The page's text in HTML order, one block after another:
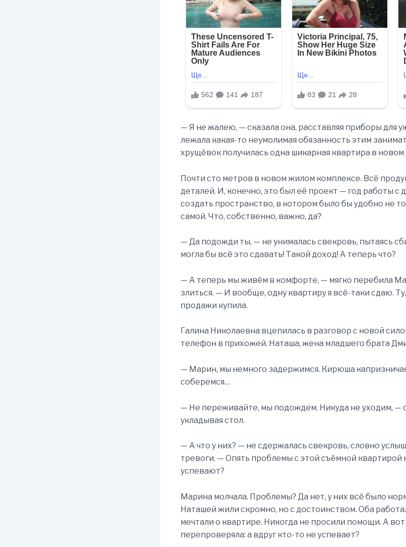
— Я не жалею, — сказала она, расставляя приборы для
лежала какая-то неумолимая обязанность этим
хрущёвок получилась одна шикарная квартира в новом
Почти сто метров в новом жилом комплексе. Всё
деталей. И, конечно, это был её проект — год работы с
создать пространство, в котором было бы удобно не
самой. Что, собственно, важно, да?
— Да подожди ты, — не унималась свекровь, пытаясь
могла бы всё это сдавать! Такой доход! А теперь что?
— А теперь мы живём в комфорте, — мягко перебила
злиться. — И вообще, одну квартиру я всё-таки сдаю.
продажи купила.
Галина Николаевна вцепилась в разговор с новой
телефон в прихожей. Наташа, жена младшего брата
— Марин, мы немного задержимся. Кирюша
соберемся…
— Не переживайте, мы подождем. Никуда не уходим, —
укладывая стол.
— А что у них? — не сдержалась свекровь, словно
тревоги. — Опять проблемы с этой съёмной квартирой
успевают?
Марина молчала. Проблемы? Да нет, у них всё было
Наташей жили скромно, но с достоинством. Оба
мечтали о квартире. Никогда не просили помощи. А вот
перепроверяла: а вдруг кто-то не успевает?